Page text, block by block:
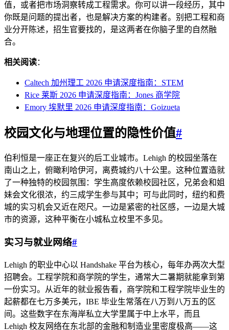
值，或者把市场洞察转成工程需求。你可以讲一段经历，其中
你既是问题的提出者，也是解决方案的构建者。别把工程和商
业分开陈述，招生官要找的，是这两者在你脑子里的自然融
合。
相关阅读：
Caltech 加州理工 2026 申请深度指南：STEM
Rice 莱斯 2026 申请深度指南：Jones 商学院
Emory 埃默里 2026 申请深度指南：Goizueta
校园文化与地理位置的隐性价值#
伯利恒是一座正在复兴的后工业城市。Lehigh 的校园坐落在
南山之上，俯瞰利哈伊河，离费城约八十公里。这种位置造就
了一种独特的校园氛围：学生高度依赖校园社区，兄弟会和姐
妹会文化很浓，约三成学生参与其中；可与此同时，纽约和费
城的实习机会又近在咫尺。一边是紧密的社区感，一边是大城
市的资源，这种平衡在小城私立校里不多见。
实习与就业网络#
Lehigh 的职业中心以 Handshake 平台为核心，每年办两次大型
招聘会。工程学院和商学院的学生，通常大二暑期就能拿到第
一份实习。从近年的就业报告看，商学院和工程学院毕业生的
起薪都在七万多美元，IBE 毕业生常落在八万到八万五的区
间。这些数字在东海岸私立大学里属于中上水平，而且
Lehigh 校友网络在东北部的金融和制造业里密度极高——这